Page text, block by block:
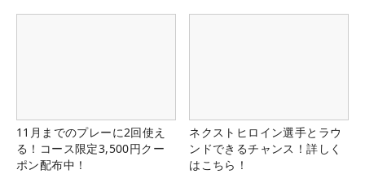
11月までのプレーに2回使え
る！コース限定3,500円クー
ポン配布中！
ネクストヒロイン選手とラウ
ンドできるチャンス！詳しく
はこちら！